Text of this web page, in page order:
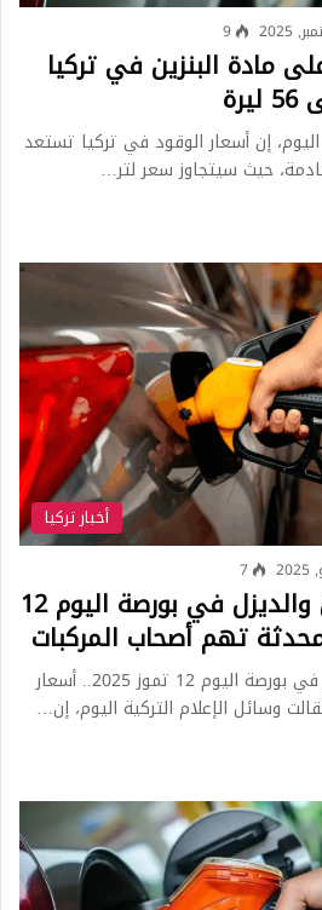
9
مادة البنزين في تركيا
إن أسعار الوقود في تركيا تستعد
حيث سيتجاوز سعر لتر…
أخبار تركيا
7
ارتفاع أسعار البنزين والديزل في بورصة اليوم 12
ارتفاع أسعار البنزين والديزل في بورصة اليوم 12 تموز 2025.. أسعار
وسائل الإعلام التركية اليوم، إن…